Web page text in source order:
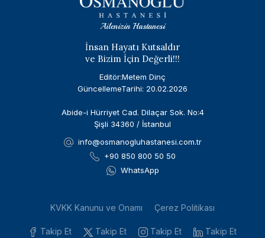
İnsan Hayatı Kutsaldır
ve Bizim İçin Değerli!!!
Editör:Metem Dinç
GüncellemeTarihi: 20.02.2026
Abide-i Hürriyet Cad. Dilaçar Sok. No:4
Şişli 34360 / İstanbul
info@osmanogluhastanesi.com.tr
+90 850 800 50 50
WhatsApp
KVKK Kanunu ve Onamı Çerez Politikası
Takip Et Takip Et Takip Et Takip Et
Ailenizin Hastanesi